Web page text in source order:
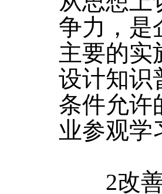
争力，是
主要的实
设计知识
条件允许
业参观学
2改善